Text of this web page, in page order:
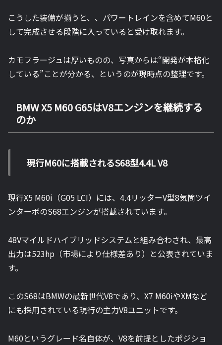
こうした装備が揃うと、、パワートレインを含めてM60と
して完成させる段階に入っていると受け取れます。
カモフラージュは厚いものの、写真からは“開発が本格化
している”ことが分かる、というのが現時点の整理です。
BMW X5 M60 G65はV8エンジンを継続する
のか
現行M60に搭載されるS68型4.4L V8
現行X5 M60i（G05 LCI）には、4.4リッターV型8気筒ツイ
ンターボのS68エンジンが搭載されています。
48Vマイルドハイブリッドシステムと組み合わされ、最高
出力は523hp（市場により仕様差あり）と公表されていま
す。
このS68はBMWの最新世代V8であり、X7 M60iやXMなど
にも採用されている現行の主力V8ユニットです。
M60というグレード名自体が、V8を前提としたポジショ